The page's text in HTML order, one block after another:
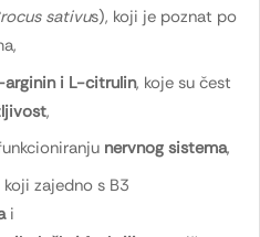
sativus), koji je poznat po
arginin i L-citrulin, koje su čest
,
nervnog sistema,
zajedno s B3
i